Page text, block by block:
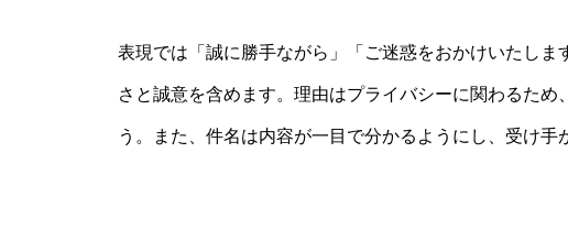
表現では「誠に勝手ながら」「ご迷惑をおかけいたし
さと誠意を含めます。理由はプライバシーに関わるた
う。また、件名は内容が一目で分かるようにし、受け手